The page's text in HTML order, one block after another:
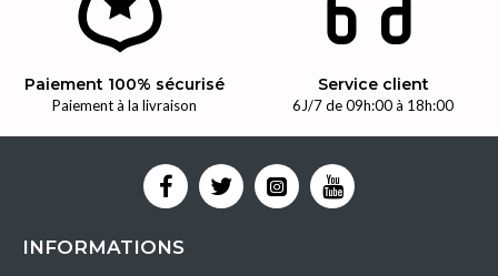
Paiement 100% sécurisé
Paiement à la livraison
Service client
6J/7 de 09h:00 à 18h:00
INFORMATIONS